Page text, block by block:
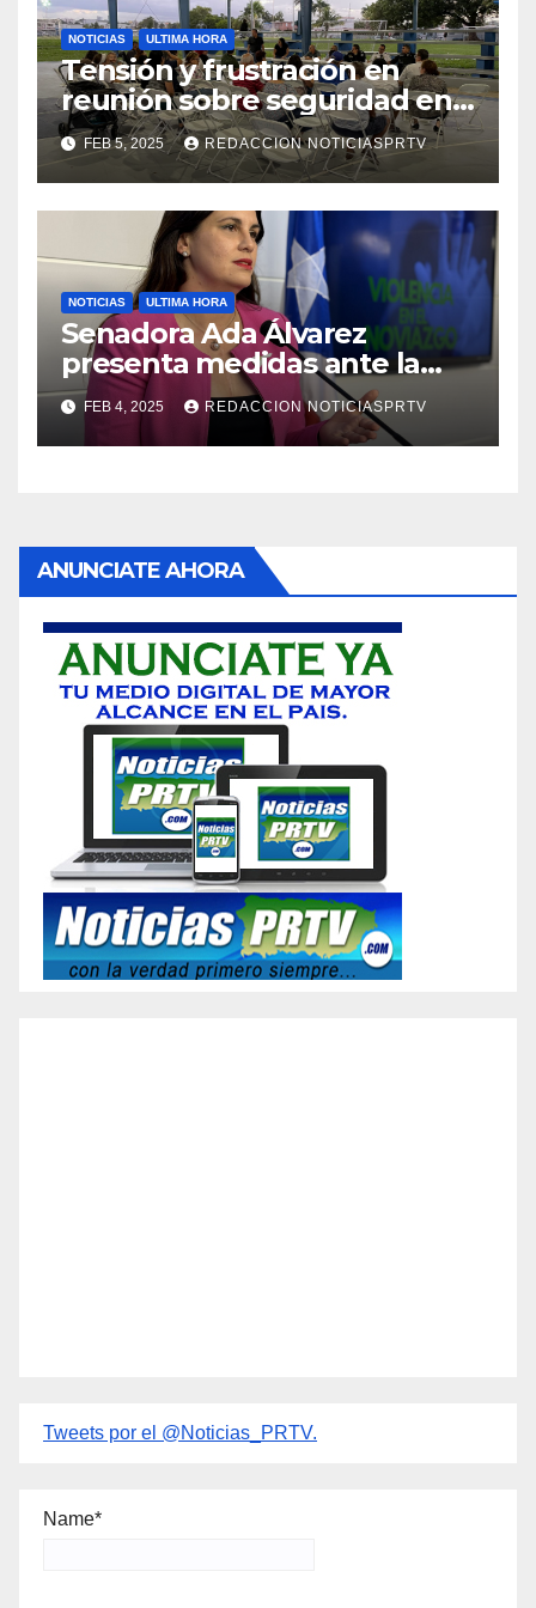
NOTICIAS ULTIMA HORA
Tensión y frustración en
reunión sobre seguridad en
Reparto Metropolitano
FEB 5, 2025 REDACCION NOTICIASPRTV
NOTICIAS ULTIMA HORA
Senadora Ada Álvarez
presenta medidas ante la
violencia en el noviazgo
FEB 4, 2025 REDACCION NOTICIASPRTV
ANUNCIATE AHORA
Tweets por el @Noticias_PRTV.
Name*